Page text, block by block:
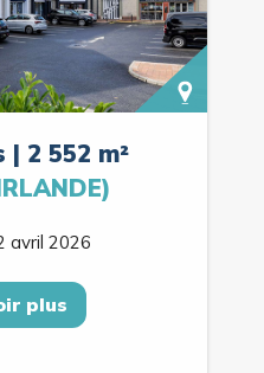
| 2 552 m²
avril 2026
plus